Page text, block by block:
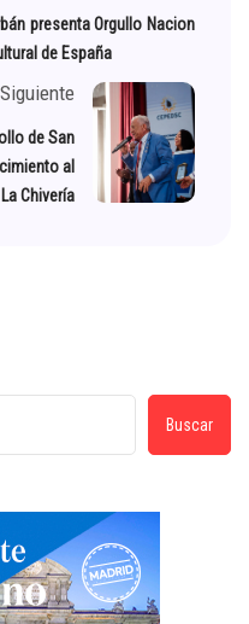
presenta Orgullo Nacion
de España
Siguiente
de San
al
Chivería
Buscar